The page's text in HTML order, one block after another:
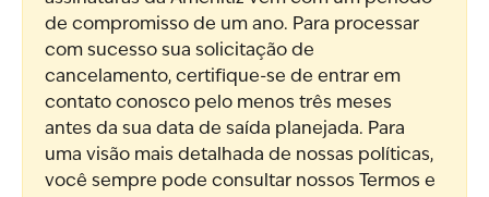
de compromisso de um ano. Para processar
com sucesso sua solicitação de
cancelamento, certifique-se de entrar em
contato conosco pelo menos três meses
antes da sua data de saída planejada. Para
uma visão mais detalhada de nossas políticas,
você sempre pode consultar nossos Termos e